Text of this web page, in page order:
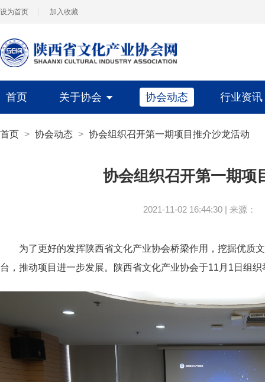
设为首页 加入收藏
首页 关于协会 协会动态 行业资讯
首页 > 协会动态 > 协会组织召开第一期项目推介沙龙活动
协会组织召开第一期项
2021-11-02 16:44:30 | 来源：
为了更好的发挥陕西省文化产业协会桥梁作用，挖掘优质
台，推动项目进一步发展。陕西省文化产业协会于11月1日组